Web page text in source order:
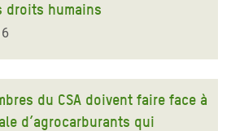
droits humains
du CSA doivent faire face à
d’agrocarburants qui